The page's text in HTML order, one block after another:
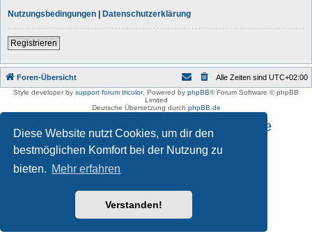
Diese Website nutzt Cookies, um dir den
bestmöglichen Komfort bei der Nutzung zu
bieten. Mehr erfahren
Verstanden!
Nutzungsbedingungen | Datenschutzerklärung
Registrieren
Foren-Übersicht Alle Zeiten sind UTC+02:00
Style developer by support forum tricolor, Powered by phpBB® Forum Software © phpBB
Limited
Deutsche Übersetzung durch phpBB.de
Impressum und Datenschutzhinweise